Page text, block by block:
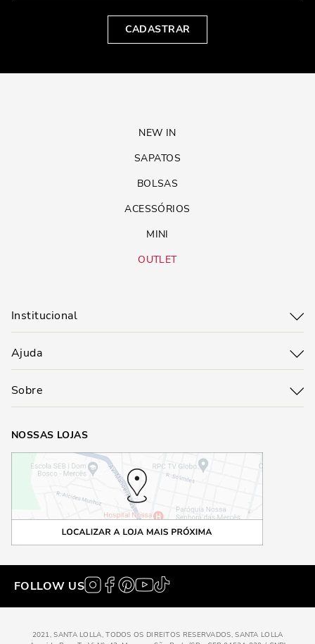
CADASTRAR
NEW IN
SAPATOS
BOLSAS
ACESSÓRIOS
MINI
OUTLET
Institucional
Ajuda
Sobre
NOSSAS LOJAS
FOLLOW US
2021, SANTA LOLLA, TODOS OS DIREITOS RESERVADOS, SANTA LOLLA